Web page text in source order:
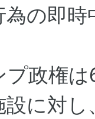
為の即
プ政権
に対